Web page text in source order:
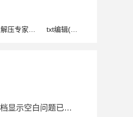
解压专家(解压缩工具) v3.2.13 安卓版 txt编辑(记事本编辑器) v22.1 安卓版
Outlook打开Office文档显示空白问题已修复:附备用方案